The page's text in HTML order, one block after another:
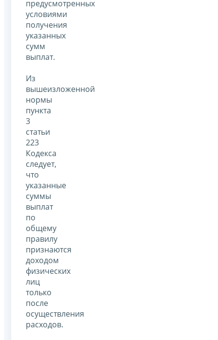
предусмотренных
условиями
получения
указанных
сумм
выплат.
Из
вышеизложенной
нормы
пункта
3
статьи
223
Кодекса
следует,
что
указанные
суммы
выплат
по
общему
правилу
признаются
доходом
физических
лиц
только
после
осуществления
расходов.